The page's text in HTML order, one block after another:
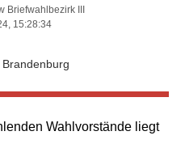
Briefwahlbezirk III
15:28:34
Wahlvorstände liegt